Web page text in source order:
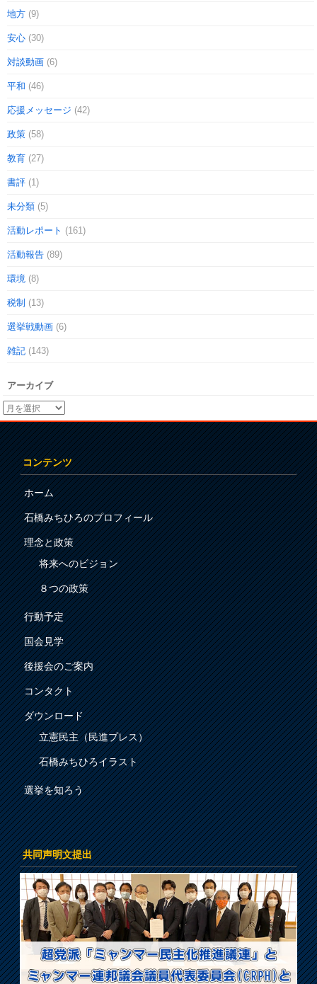
地方 (9)
安心 (30)
対談動画 (6)
平和 (46)
応援メッセージ (42)
政策 (58)
教育 (27)
書評 (1)
未分類 (5)
活動レポート (161)
活動報告 (89)
環境 (8)
税制 (13)
選挙戦動画 (6)
雑記 (143)
アーカイブ
コンテンツ
ホーム
石橋みちひろのプロフィール
理念と政策
将来へのビジョン
８つの政策
行動予定
国会見学
後援会のご案内
コンタクト
ダウンロード
立憲民主（民進プレス）
石橋みちひろイラスト
選挙を知ろう
共同声明文提出